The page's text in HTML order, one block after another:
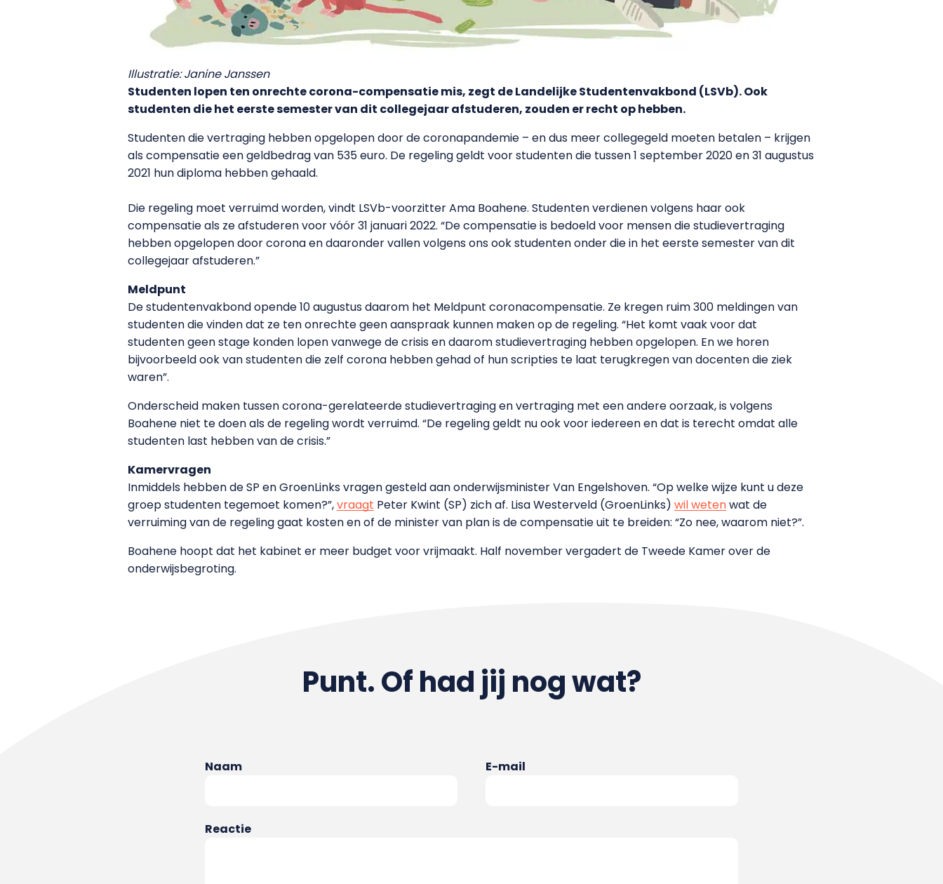
Illustratie: Janine Janssen
Studenten lopen ten onrechte corona-compensatie mis, zegt de Landelijke Studentenvakbond (LSVb). Ook
studenten die het eerste semester van dit collegejaar afstuderen, zouden er recht op hebben.
Studenten die vertraging hebben opgelopen door de coronapandemie – en dus meer collegegeld moeten betalen – krijgen
als compensatie een geldbedrag van 535 euro. De regeling geldt voor studenten die tussen 1 september 2020 en 31 augustus
2021 hun diploma hebben gehaald.
Die regeling moet verruimd worden, vindt LSVb-voorzitter Ama Boahene. Studenten verdienen volgens haar ook
compensatie als ze afstuderen voor vóór 31 januari 2022. “De compensatie is bedoeld voor mensen die studievertraging
hebben opgelopen door corona en daaronder vallen volgens ons ook studenten onder die in het eerste semester van dit
collegejaar afstuderen.”
Meldpunt
De studentenvakbond opende 10 augustus daarom het Meldpunt coronacompensatie. Ze kregen ruim 300 meldingen van
studenten die vinden dat ze ten onrechte geen aanspraak kunnen maken op de regeling. “Het komt vaak voor dat
studenten geen stage konden lopen vanwege de crisis en daarom studievertraging hebben opgelopen. En we horen
bijvoorbeeld ook van studenten die zelf corona hebben gehad of hun scripties te laat terugkregen van docenten die ziek
waren”.
Onderscheid maken tussen corona-gerelateerde studievertraging en vertraging met een andere oorzaak, is volgens
Boahene niet te doen als de regeling wordt verruimd. “De regeling geldt nu ook voor iedereen en dat is terecht omdat alle
studenten last hebben van de crisis.”
Kamervragen
Inmiddels hebben de SP en GroenLinks vragen gesteld aan onderwijsminister Van Engelshoven. “Op welke wijze kunt u deze
groep studenten tegemoet komen?”,vraagt Peter Kwint (SP) zich af. Lisa Westerveld (GroenLinks) wil wetenwat de
verruiming van de regeling gaat kosten en of de minister van plan is de compensatie uit te breiden: “Zo nee, waarom niet?”.
Boahene hoopt dat het kabinet er meer budget voor vrijmaakt. Half november vergadert de Tweede Kamer over de
onderwijsbegroting.
Punt. Of had jij nog wat?
Naam E-mail
Reactie